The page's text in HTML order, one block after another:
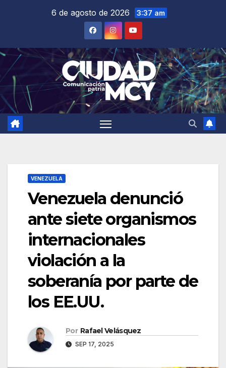
6 de agosto de 2026 3:37 am
VENEZUELA
Venezuela denunció
ante siete organismos
internacionales
violación a la
soberanía por parte de
los EE.UU.
Por Rafael Velásquez
SEP 17, 2025